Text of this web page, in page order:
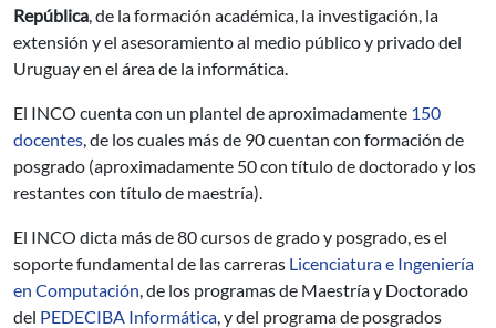
República , de la formación académica, la investigación, la
extensión y el asesoramiento al medio público y privado del
Uruguay en el área de la informática.
El INCO cuenta con un plantel de aproximadamente 150
docentes , de los cuales más de 90 cuentan con formación de
posgrado (aproximadamente 50 con título de doctorado y los
restantes con título de maestría).
El INCO dicta más de 80 cursos de grado y posgrado, es el
soporte fundamental de las carreras Licenciatura e Ingeniería
en Computación , de los programas de Maestría y Doctorado
del PEDECIBA Informática , y del programa de posgrados